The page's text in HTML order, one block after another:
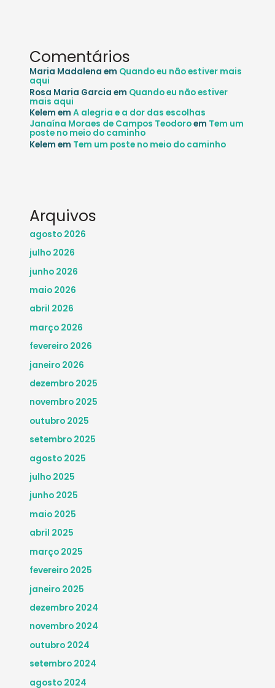
Comentários
Maria Madalena em Quando eu não estiver mais
aqui
Rosa Maria Garcia em Quando eu não estiver
mais aqui
Kelem emA alegria e a dor das escolhas
Janaína Moraes de Campos Teodoroem Tem um
poste no meio do caminho
Kelem em Tem um poste no meio do caminho
Arquivos
agosto 2026
julho 2026
junho 2026
maio 2026
abril 2026
março 2026
fevereiro 2026
janeiro 2026
dezembro 2025
novembro 2025
outubro 2025
setembro 2025
agosto 2025
julho 2025
junho 2025
maio 2025
abril 2025
março 2025
fevereiro 2025
janeiro 2025
dezembro 2024
novembro 2024
outubro 2024
setembro 2024
agosto 2024